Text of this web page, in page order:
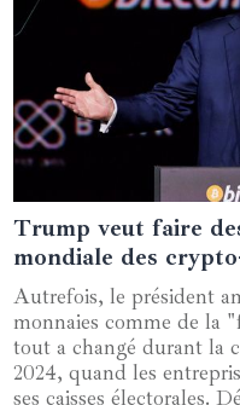
12 février 2025
Trump veut faire
mondiale des
Autrefois, le président
monnaies comme de la
tout a changé durant la
2024, quand les
ses caisses électorales.